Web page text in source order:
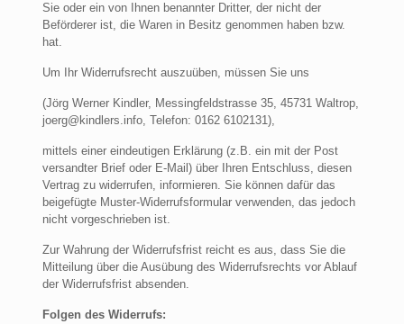
Sie oder ein von Ihnen benannter Dritter, der nicht der
Beförderer ist, die Waren in Besitz genommen haben bzw.
hat.
Um Ihr Widerrufsrecht auszuüben, müssen Sie uns
(Jörg Werner Kindler, Messingfeldstrasse 35, 45731 Waltrop,
joerg@kindlers.info, Telefon: 0162 6102131),
mittels einer eindeutigen Erklärung (z.B. ein mit der Post
versandter Brief oder E-Mail) über Ihren Entschluss, diesen
Vertrag zu widerrufen, informieren. Sie können dafür das
beigefügte Muster-Widerrufsformular verwenden, das jedoch
nicht vorgeschrieben ist.
Zur Wahrung der Widerrufsfrist reicht es aus, dass Sie die
Mitteilung über die Ausübung des Widerrufsrechts vor Ablauf
der Widerrufsfrist absenden.
Folgen des Widerrufs: